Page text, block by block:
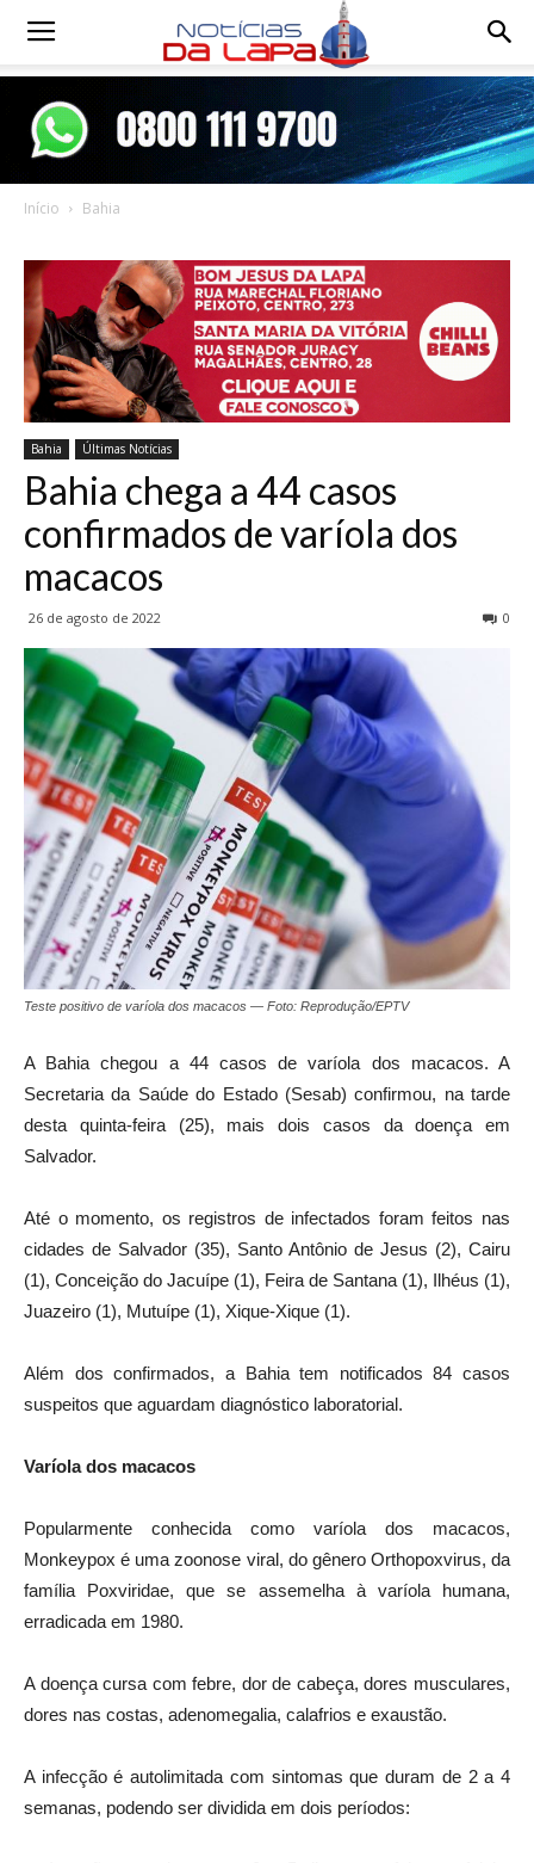
Notícias
Início Bahia
Bahia Últimas Notícias
Bahia chega a 44 casos
confirmados de varíola dos
macacos
26 de agosto de 2022 0
Teste positivo de varíola dos macacos — Foto: Reprodução/EPTV
A Bahia chegou a 44 casos de varíola dos macacos. A
Secretaria da Saúde do Estado (Sesab) confirmou, na tarde
desta quinta-feira (25), mais dois casos da doença em
Salvador.
Até o momento, os registros de infectados foram feitos nas
cidades de Salvador (35), Santo Antônio de Jesus (2), Cairu
(1), Conceição do Jacuípe (1), Feira de Santana (1), Ilhéus (1),
Juazeiro (1), Mutuípe (1), Xique-Xique (1).
Além dos confirmados, a Bahia tem notificados 84 casos
suspeitos que aguardam diagnóstico laboratorial.
Varíola dos macacos
Popularmente conhecida como varíola dos macacos,
Monkeypox é uma zoonose viral, do gênero Orthopoxvirus, da
família Poxviridae, que se assemelha à varíola humana,
erradicada em 1980.
A doença cursa com febre, dor de cabeça, dores musculares,
dores nas costas, adenomegalia, calafrios e exaustão.
A infecção é autolimitada com sintomas que duram de 2 a 4
semanas, podendo ser dividida em dois períodos: